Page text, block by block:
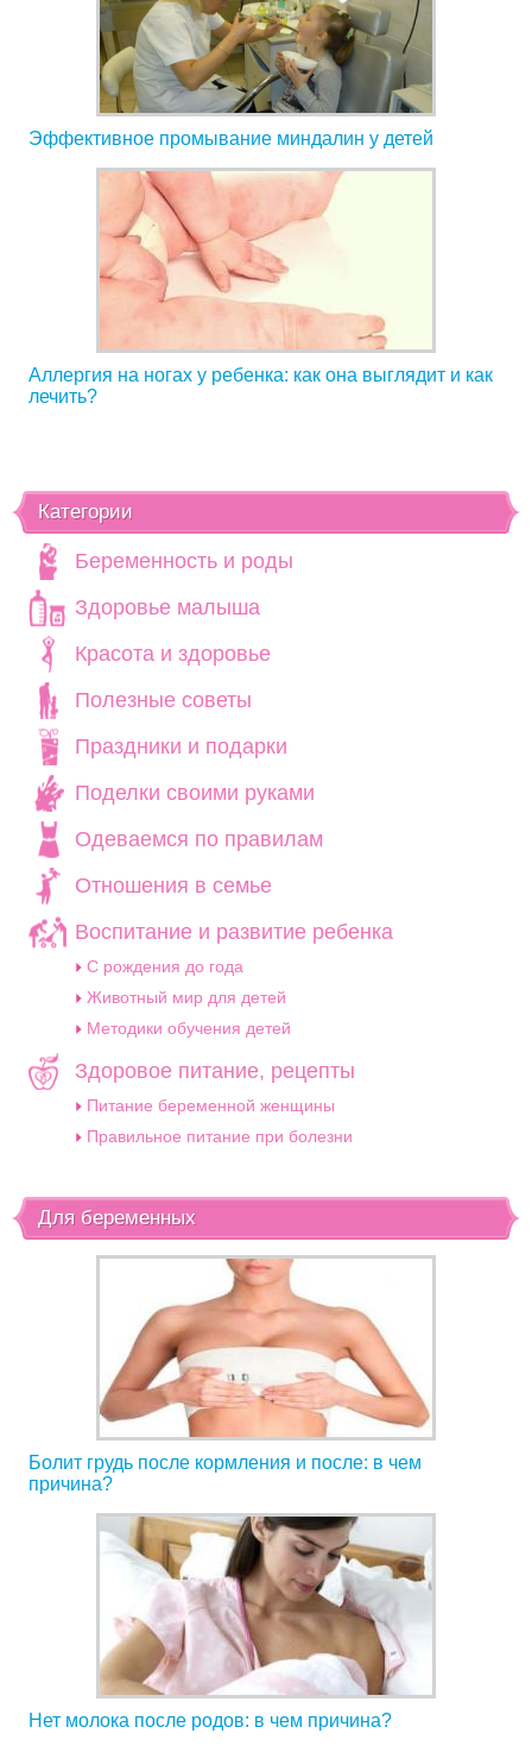
Эффективное промывание миндалин у детей
Аллергия на ногах у ребенка: как она выглядит и как
лечить?
Категории
Беременность и роды
Здоровье малыша
Красота и здоровье
Полезные советы
Праздники и подарки
Поделки своими руками
Одеваемся по правилам
Отношения в семье
Воспитание и развитие ребенка
C рождения до года
Животный мир для детей
Методики обучения детей
Здоровое питание, рецепты
Питание беременной женщины
Правильное питание при болезни
Для беременных
Болит грудь после кормления и после: в чем
причина?
Нет молока после родов: в чем причина?